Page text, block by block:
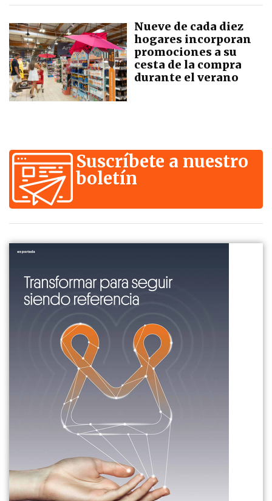
Nueve de cada diez
hogares incorporan
promociones a su
cesta de la compra
durante el verano
Suscríbete a nuestro
boletín